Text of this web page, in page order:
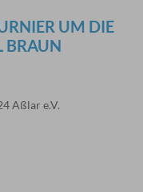
UM DIE A
P
Aßlar e.V.